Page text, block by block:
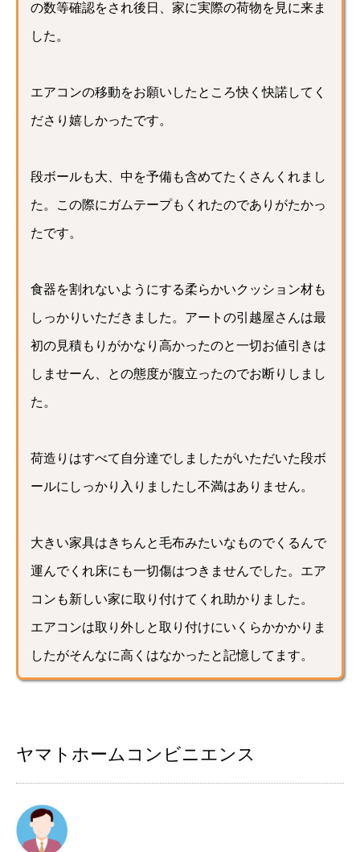
の数等確認をされ後日、家に実際の荷物を見に来ま
した。
エアコンの移動をお願いしたところ快く快諾してく
ださり嬉しかったです。
段ボールも大、中を予備も含めてたくさんくれまし
た。この際にガムテープもくれたのでありがたかっ
たです。
食器を割れないようにする柔らかいクッション材も
しっかりいただきました。アートの引越屋さんは最
初の見積もりがかなり高かったのと一切お値引きは
しませーん、との態度が腹立ったのでお断りしまし
た。
荷造りはすべて自分達でしましたがいただいた段ボ
ールにしっかり入りましたし不満はありません。
大きい家具はきちんと毛布みたいなものでくるんで
運んでくれ床にも一切傷はつきませんでした。エア
コンも新しい家に取り付けてくれ助かりました。
エアコンは取り外しと取り付けにいくらかかかりま
したがそんなに高くはなかったと記憶してます。
ヤマトホームコンビニエンス